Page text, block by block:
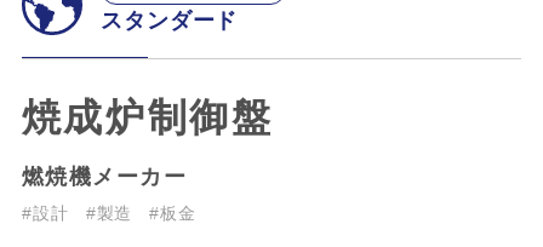
スタンダード
焼成炉制御盤
燃焼機メーカー
#設計 #製造 #板金